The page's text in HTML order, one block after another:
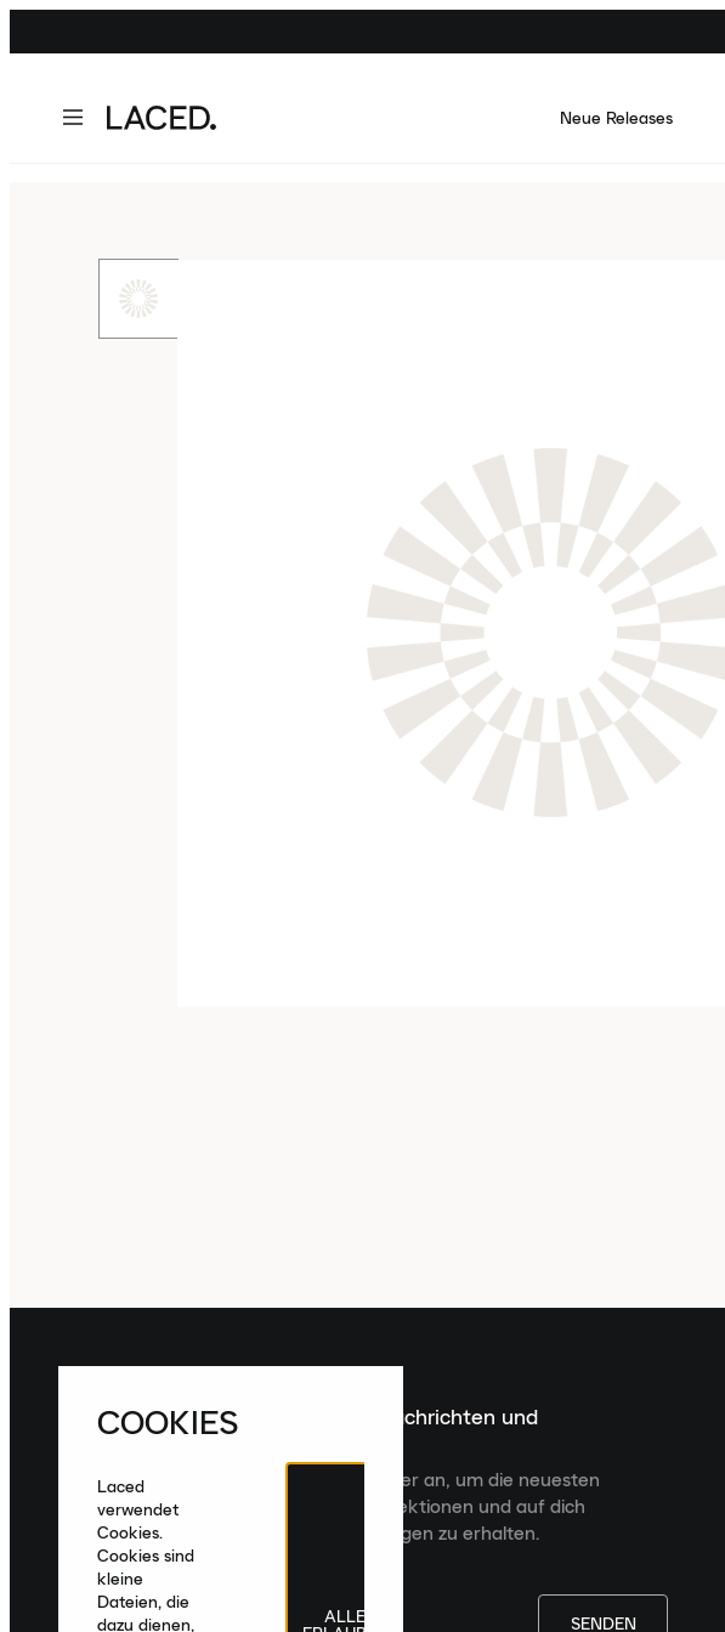
Neue Releases
Melde dich für die neuesten Nachrichten und
Veröffentlichungen an
Melde dich für den Laced Newsletter an, um die neuesten
Veröffentlichungen, kuratierte Kollektionen und auf dich
zugeschnittene Produktempfehlungen zu erhalten.
SENDEN
COOKIES
Laced
verwendet
Cookies.
Cookies sind
kleine
Dateien, die
dazu dienen,
ALLE